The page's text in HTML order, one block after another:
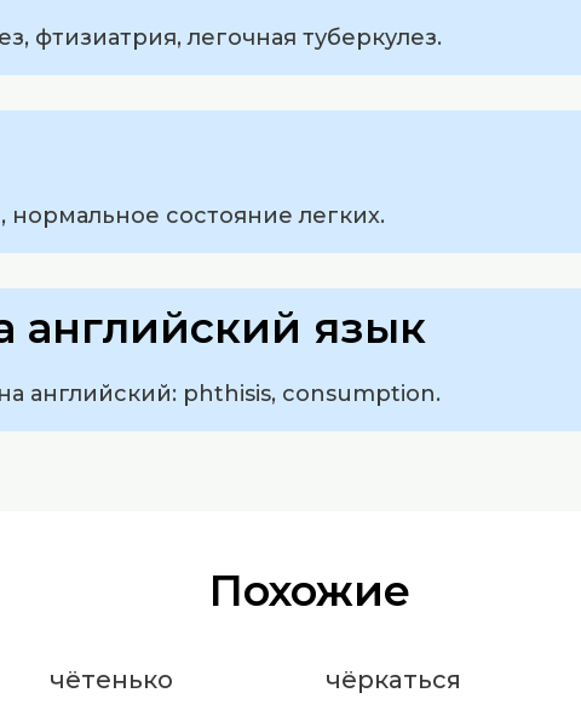
фтизиатрия, легочная туберкулез.
состояние легких.
английский язык
английский: phthisis, consumption.
Похожие
чётенько чёркаться